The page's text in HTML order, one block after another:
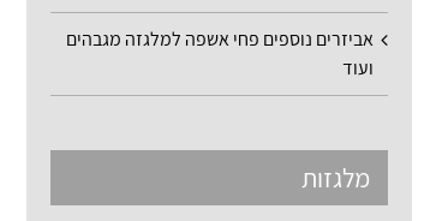
אביזרים נוספים פחי אשפה למלגזה מגבהים
ועוד
מלגזות